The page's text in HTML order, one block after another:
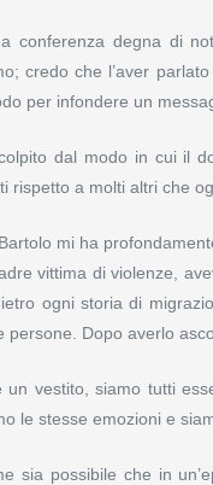
conferenza degna di
credo che l’aver
per infondere un
dal modo in cui il
rispetto a molti altri che
mi ha
vittima di violenze,
ogni storia di
persone. Dopo averlo
un vestito, siamo tutti
le stesse emozioni e
sia possibile che in